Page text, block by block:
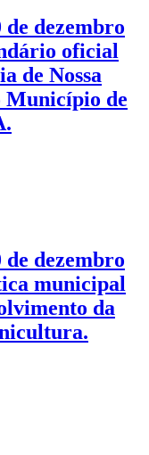
de dezembro
oficial
de Nossa
Município de
de dezembro
municipal
da